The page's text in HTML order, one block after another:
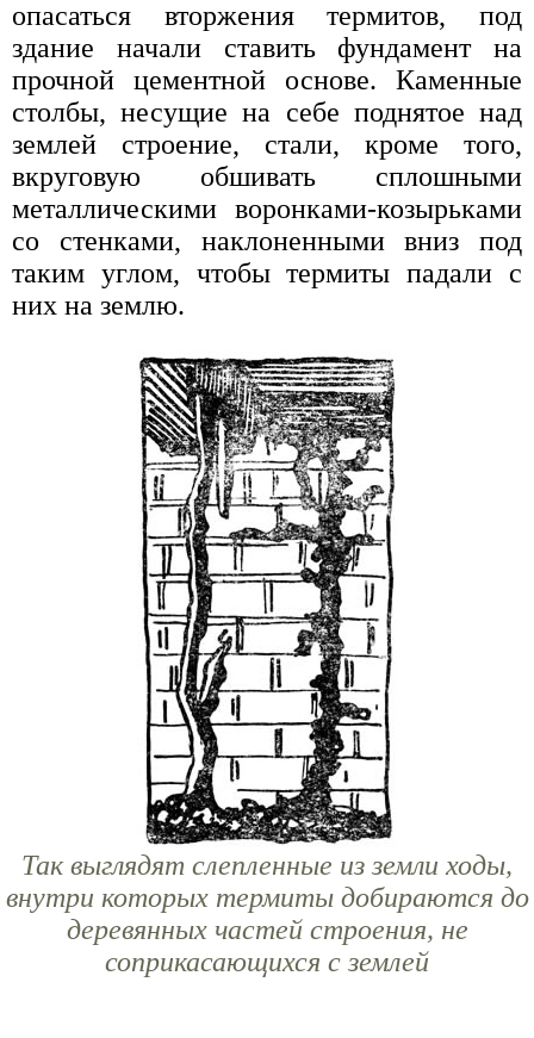
опасаться вторжения термитов, под
здание начали ставить фундамент на
прочной цементной основе. Каменные
столбы, несущие на себе поднятое над
землей строение, стали, кроме того,
вкруговую обшивать сплошными
металлическими воронками-козырьками
со стенками, наклоненными вниз под
таким углом, чтобы термиты падали с
них на землю.
Так выглядят слепленные из земли ходы,
внутри которых термиты добираются до
деревянных частей строения, не
соприкасающихся с землей